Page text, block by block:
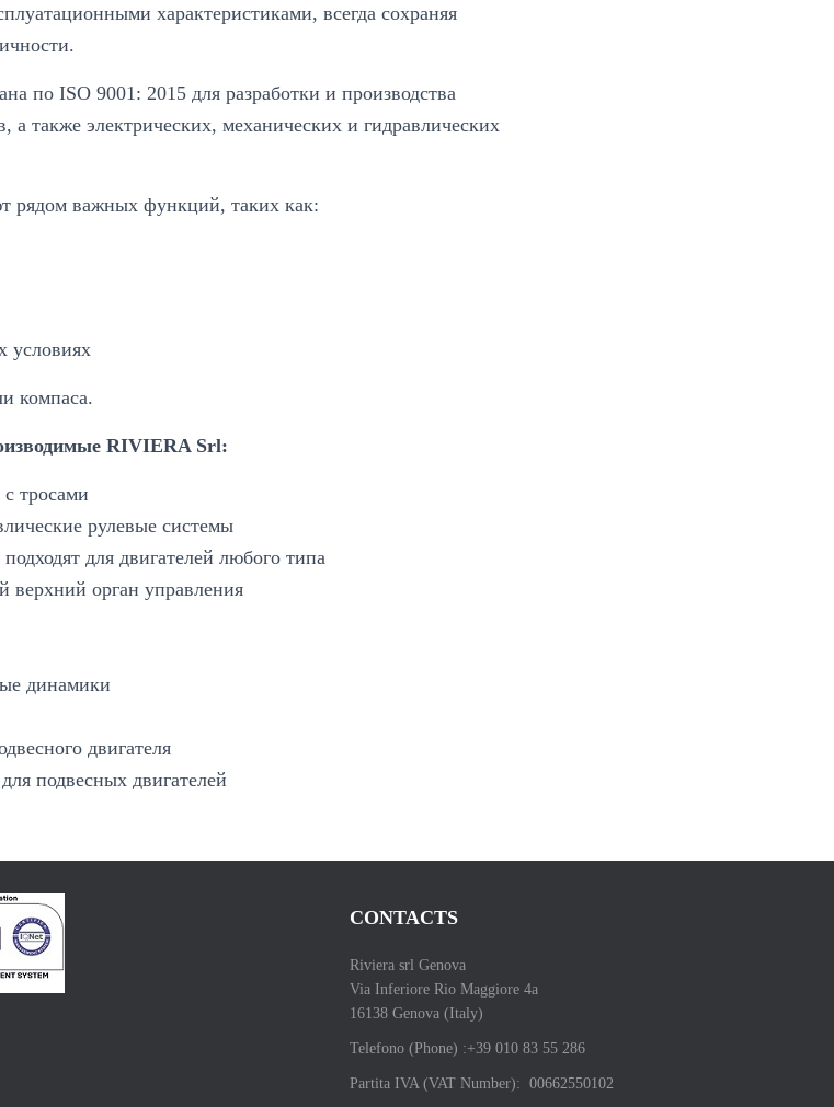
характеристиками, всегда сохраняя
по ISO 9001: 2015 для разработки и производства
также электрических, механических и гидравлических
рядом важных функций, таких как:
условиях
компаса.
RIVIERA Srl:
тросами
рулевые системы
для двигателей любого типа
орган управления
динамики
двигателя
подвесных двигателей
CONTACTS
Riviera srl Genova
Via Inferiore Rio Maggiore 4a
16138 Genova (Italy)
Telefono (Phone) :+39 010 83 55 286
Partita IVA (VAT Number): 00662550102